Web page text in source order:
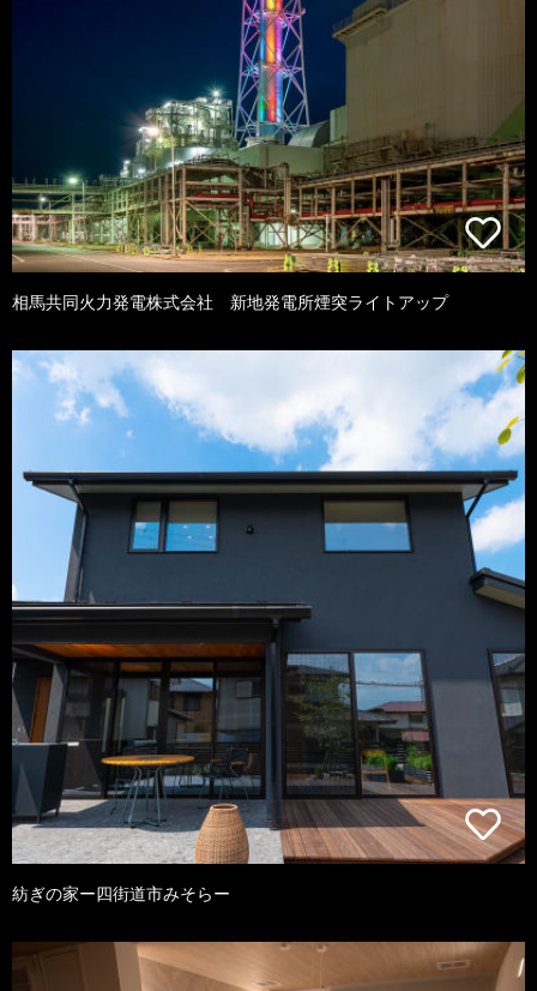
相馬共同火力発電株式会社 新地発電所煙突ライトアップ
紡ぎの家ー四街道市みそらー